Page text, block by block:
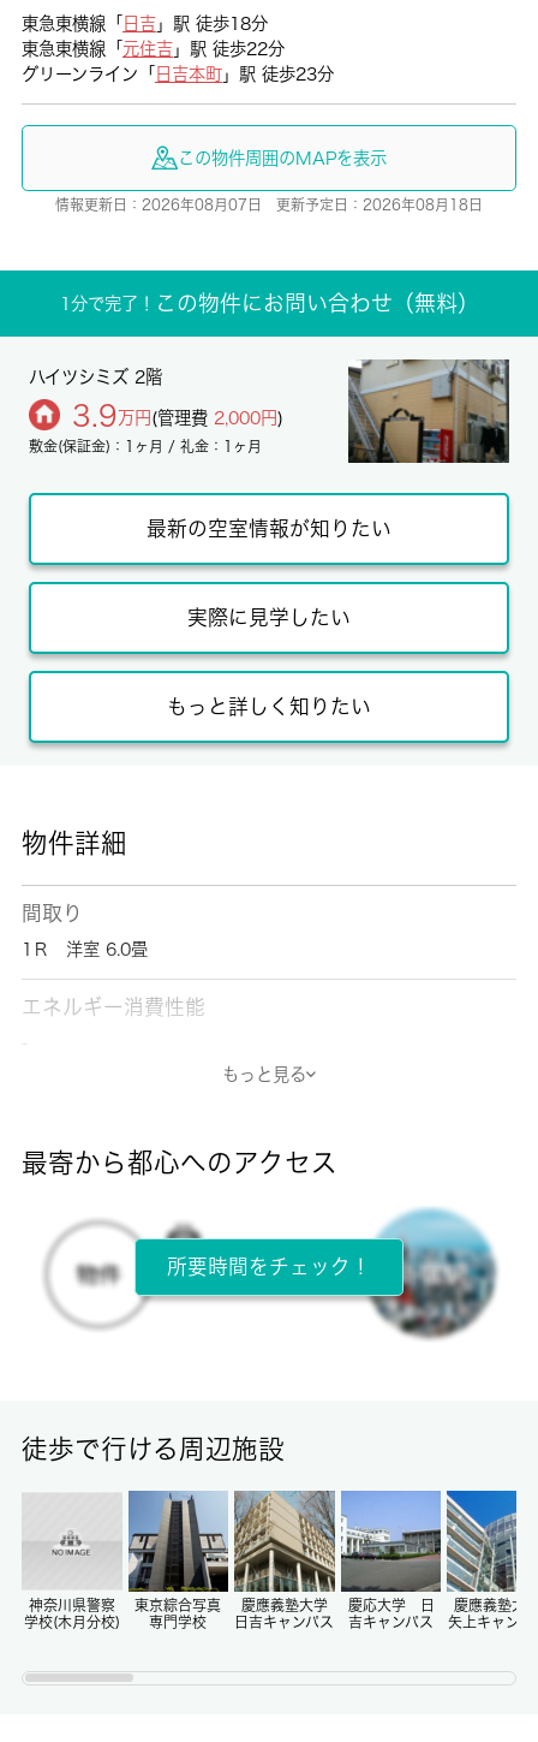
東急東横線「 日吉」駅 徒歩18分
東急東横線「 元住吉」駅 徒歩22分
グリーンライン「 日吉本町」駅 徒歩23分
この物件周囲のMAPを表示
情報更新日：2026年08月07日 更新予定日：2026年08月18日
1分で完了！ この物件にお問い合わせ（無料）
ハイツシミズ 2階
3.9 万円 (管理費 2,000円)
敷金(保証金)：1ヶ月 / 礼金：1ヶ月
最新の空室情報が知りたい
実際に見学したい
もっと詳しく知りたい
物件詳細
間取り
1Ｒ 洋室 6.0畳
エネルギー消費性能
-
所在階
2階 / 2階建
-/-
もっと見る
最寄から都心へのアクセス
所要時間をチェック！
徒歩で行ける周辺施設
神奈川県警察
学校(木月分校)
東京綜合写真
専門学校
慶應義塾大学
日吉キャンパス
慶応大学 日
吉キャンパス
慶應義塾大
矢上キャンパ